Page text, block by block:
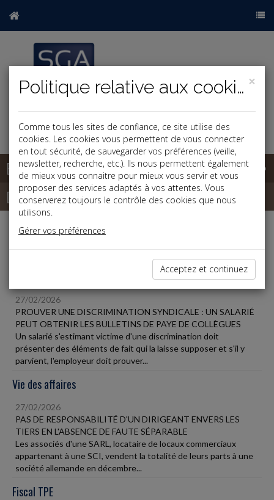
Base documentaire
Dépêches
Liste des dernières dépêches
27/02/2026
PROUVER UNE DISCRIMINATION SYNDICALE : UN SALARIÉ
PEUT OBTENIR LES BULLETINS DE PAYE DE COLLÈGUES
Un salarié s'estimant victime d'une discrimination doit
présenter des éléments de fait qui la laisse supposer et s'il y
parvient, l'employeur doit prouver...
Vie des affaires
27/02/2026
PAS DE RESPONSABILITÉ D'UN DIRIGEANT ENVERS LES
TIERS EN L'ABSENCE DE FAUTE SÉPARABLE
Les associés d'une SARL, locataire de locaux commerciaux
appartenant à une SCI, vendent la totalité de leurs parts à une
société allemande en décembre...
Fiscal TPE
×
Politique relative aux cookies
Comme tous les sites de confiance, ce site utilise des
cookies. Les cookies vous permettent de vous connecter
en tout sécurité, de sauvegarder vos préférences (veille,
newsletter, recherche, etc.). Ils nous permettent également
de mieux vous connaitre pour mieux vous servir et vous
proposer des services adaptés à vos attentes. Vous
conserverez toujours le contrôle des cookies que nous
utilisons.
Gérer vos préférences
Acceptez et continuez